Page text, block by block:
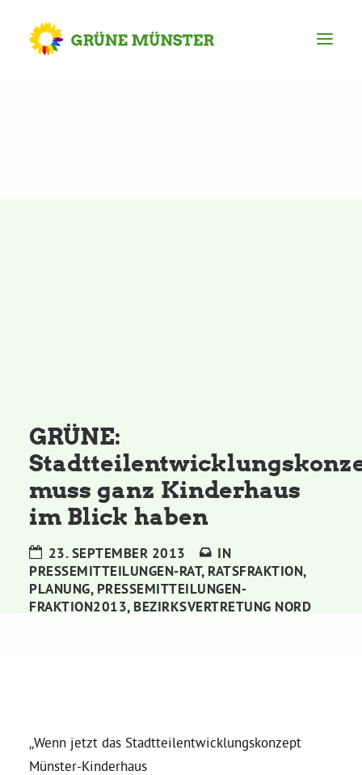
Grünes Zentrum
Personen
Sylvia Rietenberg, MdB
Dorothea Deppermann, MdL
Daniel Freund, MdEP
GRÜNE:
muss ganz Kinderhaus
im Blick haben
23. SEPTEMBER 2013
IN
PRESSEMITTEILUNGEN-RAT, RATSFRAKTION,
PLANUNG, PRESSEMITTEILUNGEN-
FRAKTION2013, BEZIRKSVERTRETUNG NORD
„Wenn jetzt das Stadtteilentwicklungskonzept
Münster-Kinderhaus